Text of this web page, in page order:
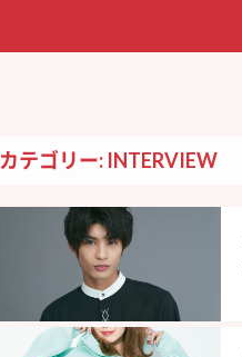
カテゴリー: INTERVIEW